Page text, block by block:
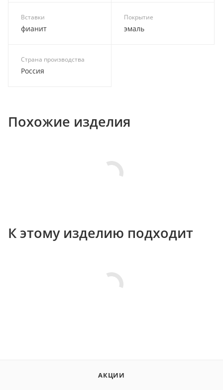
Вставки
фианит
Покрытие
эмаль
Страна производства
Россия
Похожие изделия
К этому изделию подходит
АКЦИИ